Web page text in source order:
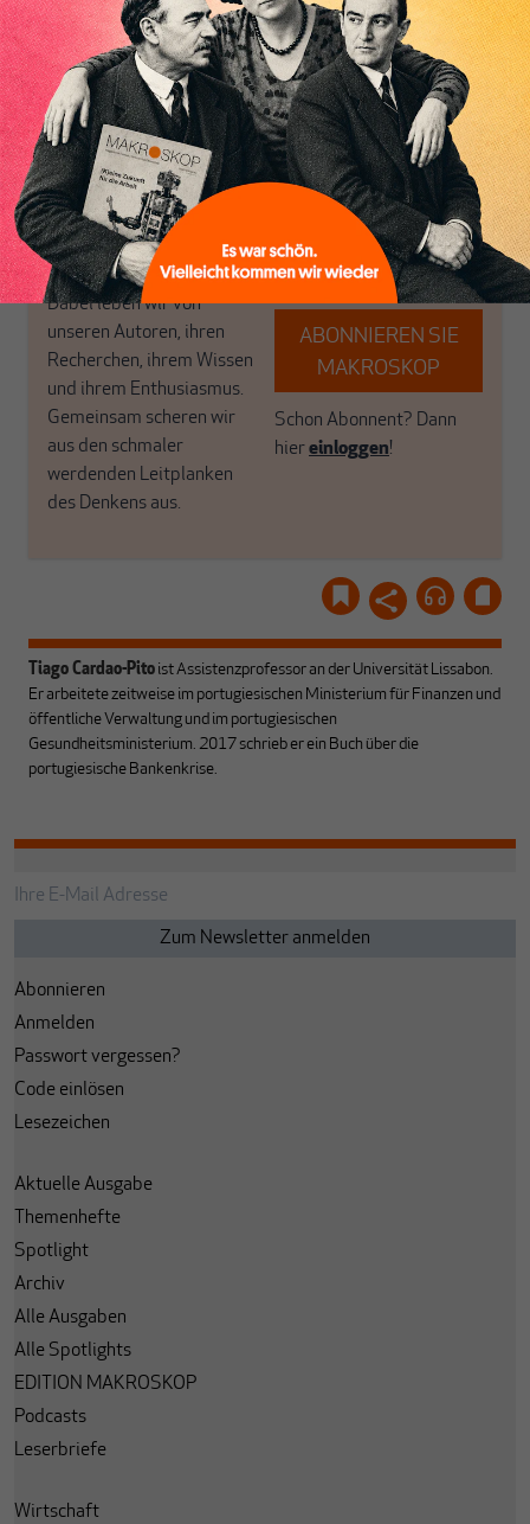
Inhaltsverzeichnis
Themen aus einer
postkeynesianischen
Perspektive und ist damit
in Deutschland einzigartig.
MAKROSKOP steht für
das große Ganze. Wir
haben einen Blick auf
Geld, Wirtschaft und
Politik, den Sie so
woanders nicht finden.
Dabei leben wir von
unseren Autoren, ihren
Recherchen, ihrem Wissen
und ihrem Enthusiasmus.
Gemeinsam scheren wir
aus den schmaler
werdenden Leitplanken
des Denkens aus.
in der sich viele
eingerichtet haben. Wir
öffnen Fenster und
bringen frische Luft in die
engen und verstaubten
Debattenräume.
Brauchen Sie auch frische
Luft? Dann folgen Sie
einfach dem Button.
ABONNIEREN SIE
MAKROSKOP
Schon Abonnent? Dann
hiereinloggen!
Tiago Cardao-Pito ist Assistenzprofessor an der Universität Lissabon.
Er arbeitete zeitweise im portugiesischen Ministerium für Finanzen und
öffentliche Verwaltung und im portugiesischen
Gesundheitsministerium. 2017 schrieb er ein Buch über die
portugiesische Bankenkrise.
Abonnieren
Anmelden
Passwort vergessen?
Code einlösen
Lesezeichen
Aktuelle Ausgabe
Themenhefte
Spotlight
Archiv
Alle Ausgaben
Alle Spotlights
EDITION MAKROSKOP
Podcasts
Leserbriefe
Wirtschaft